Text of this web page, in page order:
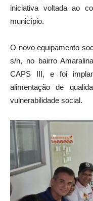
iniciativa voltada ao
município.
O novo equipamento
s/n, no bairro
CAPS III, e foi
alimentação de
vulnerabilidade social.